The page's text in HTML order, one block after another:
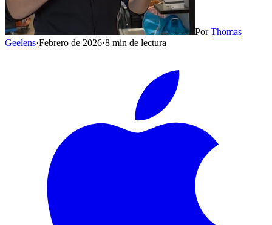
Por Thomas
Geelens·Febrero de 2026·8 min de lectura